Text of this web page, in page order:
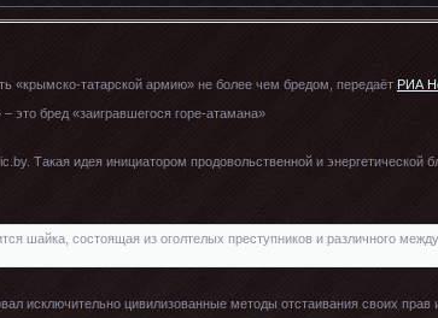
«крымско-татарской армию» не более чем бредом, передаёт РИА
Такая идея инициатором продовольственной и энергетической
шайка, состоящая из оголтелых преступников и различного
исключительно цивилизованные методы отстаивания своих прав